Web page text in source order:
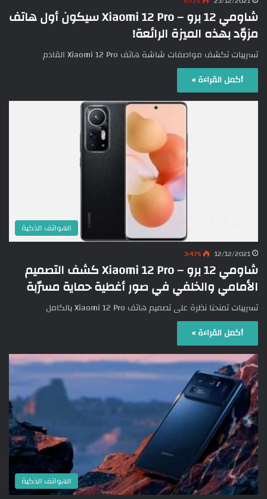
شاومي 12 برو – Xiaomi 12 Pro سيكون أول هاتف
مزوّد بهذه الميزة الرائعة!
تسريبات تكشف مواصفات شاشة هاتف Xiaomi 12 Pro القادم
أكمل القراءة »
الهواتف الذكية
12/12/2021 3٬475
شاومي 12 برو – Xiaomi 12 Pro كشف التصميم
الأمامي والخلفي في صور أغطية حماية مسرّبة
تسريبات تمنحنا نظرة على تصميم هاتف Xiaomi 12 Pro بالكامل
أكمل القراءة »
الهواتف الذكية